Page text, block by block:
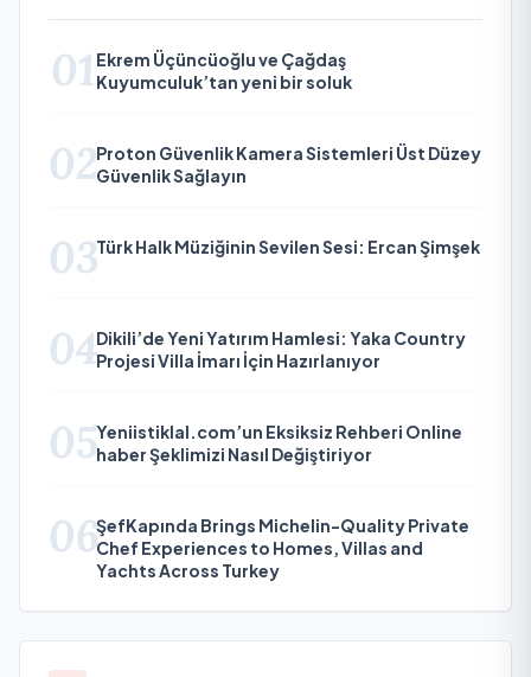
01 Ekrem Üçüncüoğlu ve Çağdaş
Kuyumculuk’tan yeni bir soluk
02Proton Güvenlik Kamera Sistemleri Üst Düzey
Güvenlik Sağlayın
03Türk Halk Müziğinin Sevilen Sesi: Ercan Şimşek
04Dikili’de Yeni Yatırım Hamlesi: Yaka Country
Projesi Villa İmarı İçin Hazırlanıyor
05Yeniistiklal.com’un Eksiksiz Rehberi Online
haber Şeklimizi Nasıl Değiştiriyor
06ŞefKapında Brings Michelin-Quality Private
Chef Experiences to Homes, Villas and
Yachts Across Turkey